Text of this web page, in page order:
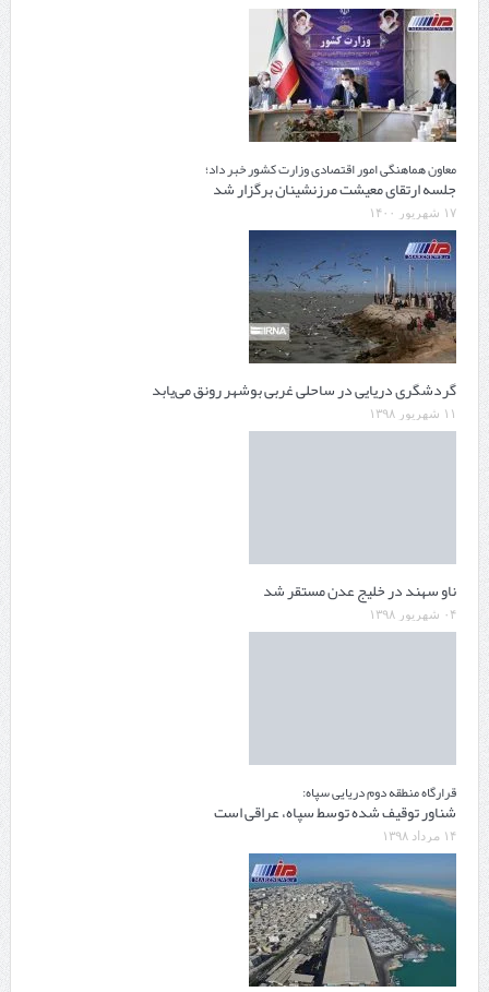
معاون هماهنگی امور اقتصادی وزارت کشور خبر داد؛
جلسه ارتقای معیشت مرزنشینان برگزار شد
۱۷ شهریور ۱۴۰۰
گردشگری دریایی در ساحلی غربی بوشهر رونق می‌یابد
۱۱ شهریور ۱۳۹۸
ناو سهند در خلیج عدن مستقر شد
۰۴ شهریور ۱۳۹۸
قرارگاه منطقه دوم دریایی سپاه:
شناور توقیف شده توسط سپاه، عراقی است
۱۴ مرداد ۱۳۹۸